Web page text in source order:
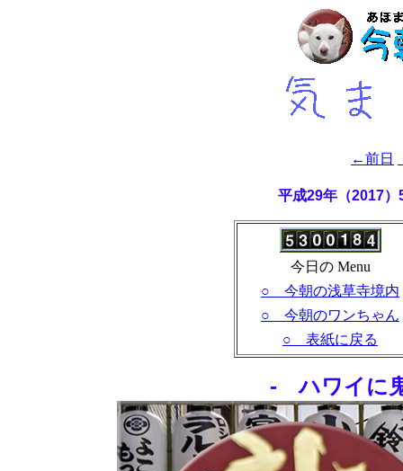
←前日
平成29年（2017
今日の Menu
○ 今朝の浅草寺境内
○ 今朝のワンちゃん
○ 表紙に戻る
- ハワイに